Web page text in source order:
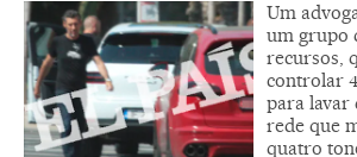
Um
um grupo
recursos,
controlar
para lavar
rede que
quatro